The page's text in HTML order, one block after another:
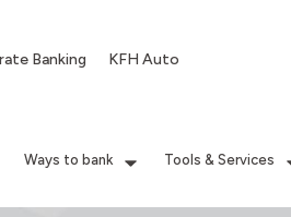
Banking KFH Auto
Ways to bank Tools & Services